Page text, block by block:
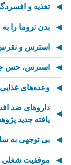
تغذیه و
بدن تروما را
استرس و
استرس، حس
وعده‌های
داروهای ضد
یافته جدید
بی توجهی به
موفقیت شغلی